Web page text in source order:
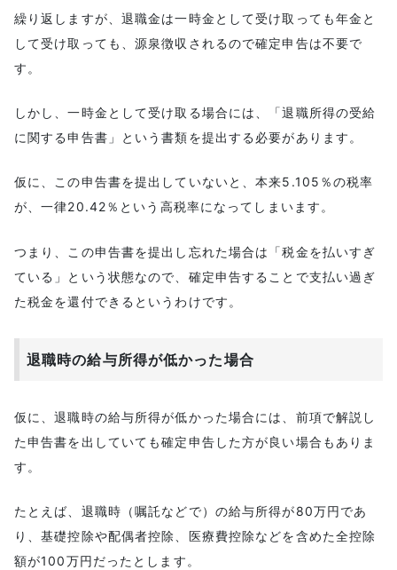
繰り返しますが、退職金は一時金として受け取っても年金と
して受け取っても、源泉徴収されるので確定申告は不要で
す。
しかし、一時金として受け取る場合には、「退職所得の受給
に関する申告書」という書類を提出する必要があります。
仮に、この申告書を提出していないと、本来5.105％の税率
が、一律20.42％という高税率になってしまいます。
つまり、この申告書を提出し忘れた場合は「税金を払いすぎ
ている」という状態なので、確定申告することで支払い過ぎ
た税金を還付できるというわけです。
退職時の給与所得が低かった場合
仮に、退職時の給与所得が低かった場合には、前項で解説し
た申告書を出していても確定申告した方が良い場合もありま
す。
たとえば、退職時（嘱託などで）の給与所得が80万円であ
り、基礎控除や配偶者控除、医療費控除などを含めた全控除
額が100万円だったとします。